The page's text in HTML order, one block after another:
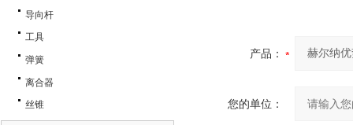
导向杆
工具
弹簧
离合器
丝锥
产品：
您的单位：